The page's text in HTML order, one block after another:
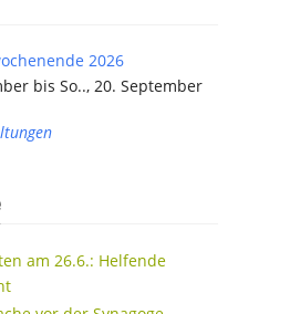
2026
bis So.., 20. September
am 26.6.: Helfende